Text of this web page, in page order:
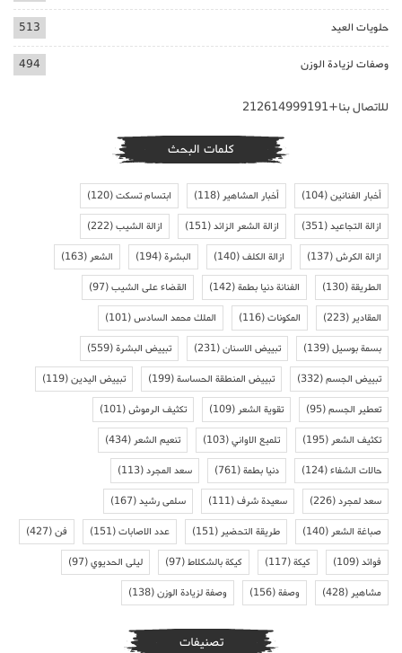
حلويات العيد 513
وصفات لزيادة الوزن 494
للاتصال بنا+212614999191
كلمات البحث
أخبار الفنانين(104) أخبار المشاهير(118) ابتسام تسكت(120)
ازالة التجاعيد(351) ازالة الشعر الزائد(151) ازالة الشيب(222)
ازالة الكرش(137) ازالة الكلف(140) البشرة(194) الشعر(163)
الطريقة(130) الفنانة دنيا بطمة(142) القضاء على الشيب(97)
المقادير(223) المكونات(116) الملك محمد السادس(101)
بسمة بوسيل(139) تبييض الاسنان(231) تبييض البشرة(559)
تبييض الجسم(332) تبييض المنطقة الحساسة(199) تبييض اليدين(119)
تعطير الجسم(95) تقوية الشعر(109) تكثيف الرموش(101)
تكثيف الشعر(195) تلميع الاواني(103) تنعيم الشعر(434)
حالات الشفاء(124) دنيا بطمة(761) سعد المجرد(113)
سعد لمجرد(226) سعيدة شرف(111) سلمى رشيد(167)
صباغة الشعر(140) طريقة التحضير(151) عدد الاصابات(151) فن(427)
فوائد(109) كيكة(117) كيكة بالشكلاط(97) ليلى الحديوي(97)
مشاهير(428) وصفة(156) وصفة لزيادة الوزن(138)
تصنيفات